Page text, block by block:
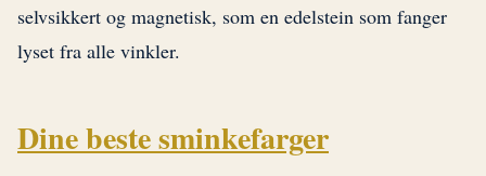
selvsikkert og magnetisk, som en edelstein som fanger
lyset fra alle vinkler.
Dine beste sminkefarger